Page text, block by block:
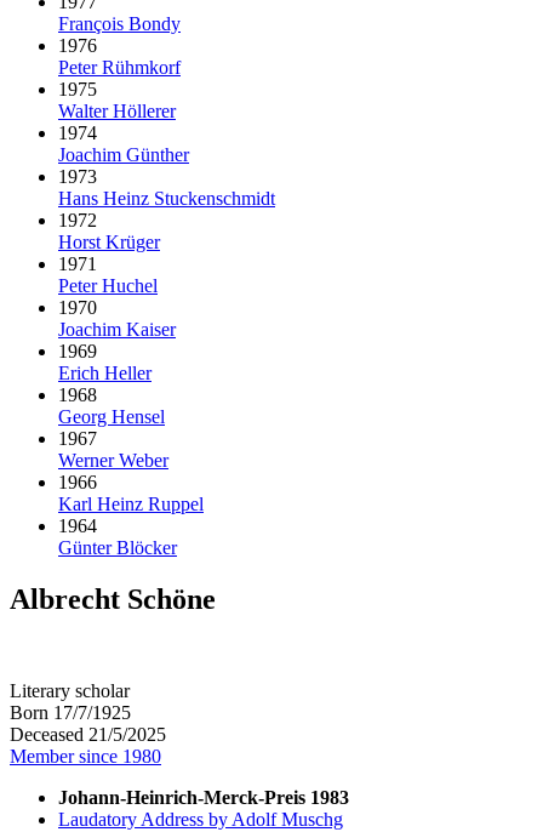
François Bondy
1976
Peter Rühmkorf
1975
Walter Höllerer
1974
Joachim Günther
1973
Hans Heinz Stuckenschmidt
1972
Horst Krüger
1971
Peter Huchel
1970
Joachim Kaiser
1969
Erich Heller
1968
Georg Hensel
1967
Werner Weber
1966
Karl Heinz Ruppel
1964
Günter Blöcker
Albrecht Schöne
Literary scholar
Born 17/7/1925
Deceased 21/5/2025
Member since 1980
Johann-Heinrich-Merck-Preis 1983
Laudatory Address by Adolf Muschg